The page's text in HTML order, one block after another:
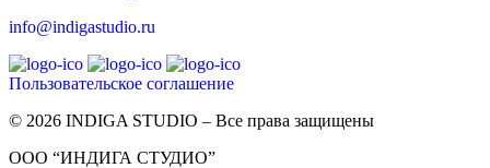
info@indigastudio.ru
Пользовательское соглашение
© 2026 INDIGA STUDIO – Все права защищены
ООО “ИНДИГА СТУДИО”